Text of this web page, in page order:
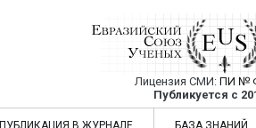
Евразийский Союз
Лицензия СМИ: ПИ №
Публикуется с
Евразийский Союз Ученых —
ПУБЛИКАЦИЯ В ЖУРНАЛЕ БАЗА ЗНАНИЙ